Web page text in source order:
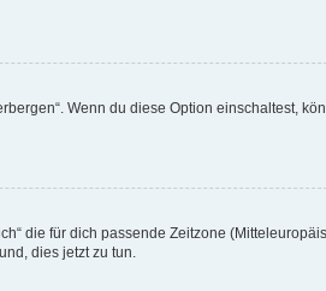
Wenn du diese Option einschaltest,
die für dich passende Zeitzone
dies jetzt zu tun.